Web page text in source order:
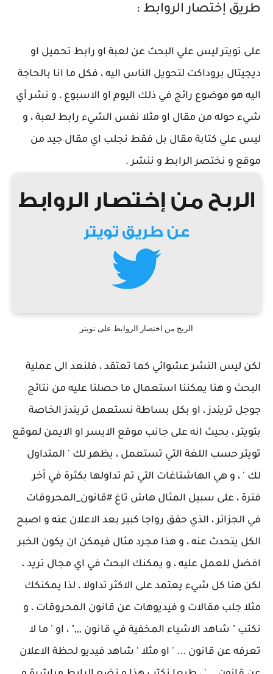
طريق إختصار الروابط :
على تويتر ليس علي البحث عن لعبة او رابط تحميل او
ديجيتال بروداكت لتحويل الناس اليه ، فكل ما انا بالحاجة
اليه هو موضوع رائج في ذلك اليوم او الاسبوع ، و نشر أي
شيء حوله من مقال او مثلا نفس الشيء رابط لعبة ، و
ليس علي كتابة مقال بل فقط نجلب اي مقال جيد من
موقع و نختصر الرابط و ننشر .
الربح من اختصار الروابط على تويتر
لكن ليس النشر عشوائي كما تعتقد ، فلنعد الى عملية
البحث و هنا يمكننا استعمال ما حصلنا عليه من نتائج
جوجل تريندز ، او بكل بساطة نستعمل تريندز الخاصة
بتويتر ، بحيث انه على جانب موقع الايسر او الايمن لموقع
تويتر حسب اللغة التي تستعمل ، يظهر لك ' المتداول
لك ' ، و هي الهاشتاغات التي تم تداولها بكثرة في اَخر
فترة ، على سبيل المثال هاش تاغ #قانون_المحروقات
في الجزائر ، الذي حقق رواجا كبير بعد الاعلان عنه و اصبح
الكل يتحدث عنه ، و هذا مجرد مثال فيمكن ان يكون الخبر
افضل للعمل عليه ، و يمكنك البحث في اي مجال تريد ،
لكن هنا كل شيء يعتمد على الاكثر تداولا ، لذا يمكنكك
مثلا جلب مقالات و فيديوهات عن قانون المحروقات ، و
نكتب " شاهد الاشياء المخفية في قانون ,,," ، او ' ما لا
تعرفه عن قانون ... ' او مثلا ' شاهد فيديو لحظة الاعلان